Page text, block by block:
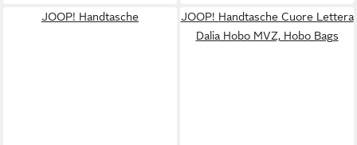
JOOP! Handtasche
JOOP! Handtasche Cuore Lettera
Dalia Hobo MVZ, Hobo Bags